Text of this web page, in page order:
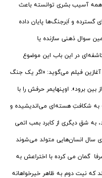
همه آسیب بشری توانسته باعث
گسترده و اَبَرجنگ‌ها پایان داده
سوال ذهنی سازنده یا
در این باب این موضوع
آغازین فیلم می‌گوید: «اگر یک جنگ
برود». اوپنهایمر حرفش را با
به شکافتِ هسته‌ای می‌اندیشیده و
به شقِ دیگری از کابرد بمب اتمی
سال انسان‌هایی متولد می‌شوند
گمان می کرده با اختراعش به
که نیت دوم به ظاهر خیرخواهانه